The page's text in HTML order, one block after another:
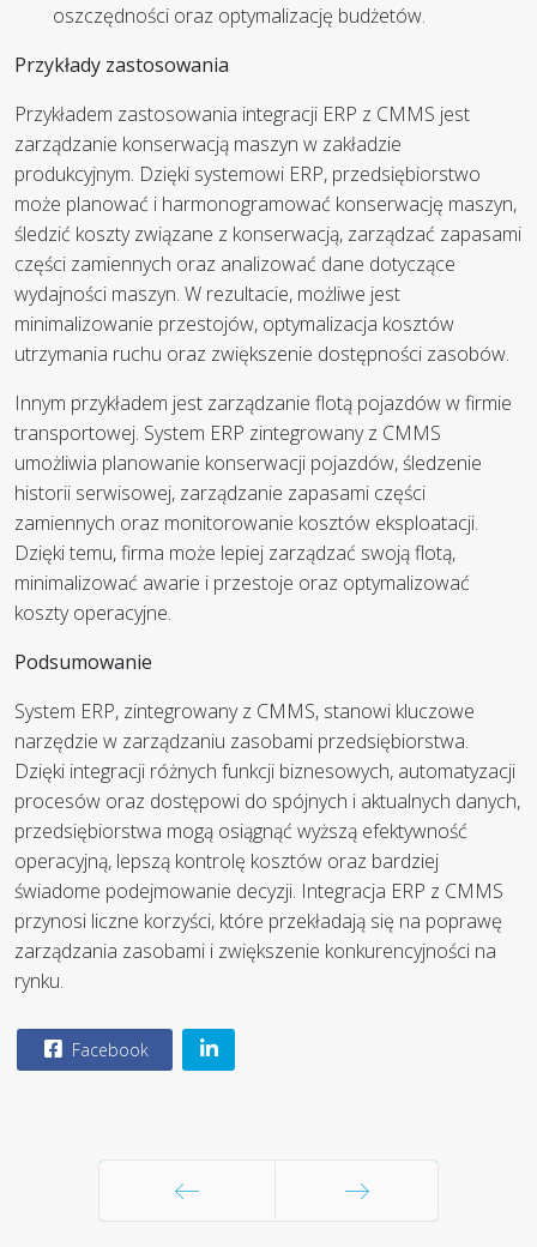
oszczędności oraz optymalizację budżetów.
Przykłady zastosowania
Przykładem zastosowania integracji ERP z CMMS jest
zarządzanie konserwacją maszyn w zakładzie
produkcyjnym. Dzięki systemowi ERP, przedsiębiorstwo
może planować i harmonogramować konserwację maszyn,
śledzić koszty związane z konserwacją, zarządzać zapasami
części zamiennych oraz analizować dane dotyczące
wydajności maszyn. W rezultacie, możliwe jest
minimalizowanie przestojów, optymalizacja kosztów
utrzymania ruchu oraz zwiększenie dostępności zasobów.
Innym przykładem jest zarządzanie flotą pojazdów w firmie
transportowej. System ERP zintegrowany z CMMS
umożliwia planowanie konserwacji pojazdów, śledzenie
historii serwisowej, zarządzanie zapasami części
zamiennych oraz monitorowanie kosztów eksploatacji.
Dzięki temu, firma może lepiej zarządzać swoją flotą,
minimalizować awarie i przestoje oraz optymalizować
koszty operacyjne.
Podsumowanie
System ERP, zintegrowany z CMMS, stanowi kluczowe
narzędzie w zarządzaniu zasobami przedsiębiorstwa.
Dzięki integracji różnych funkcji biznesowych, automatyzacji
procesów oraz dostępowi do spójnych i aktualnych danych,
przedsiębiorstwa mogą osiągnąć wyższą efektywność
operacyjną, lepszą kontrolę kosztów oraz bardziej
świadome podejmowanie decyzji. Integracja ERP z CMMS
przynosi liczne korzyści, które przekładają się na poprawę
zarządzania zasobami i zwiększenie konkurencyjności na
rynku.
Facebook